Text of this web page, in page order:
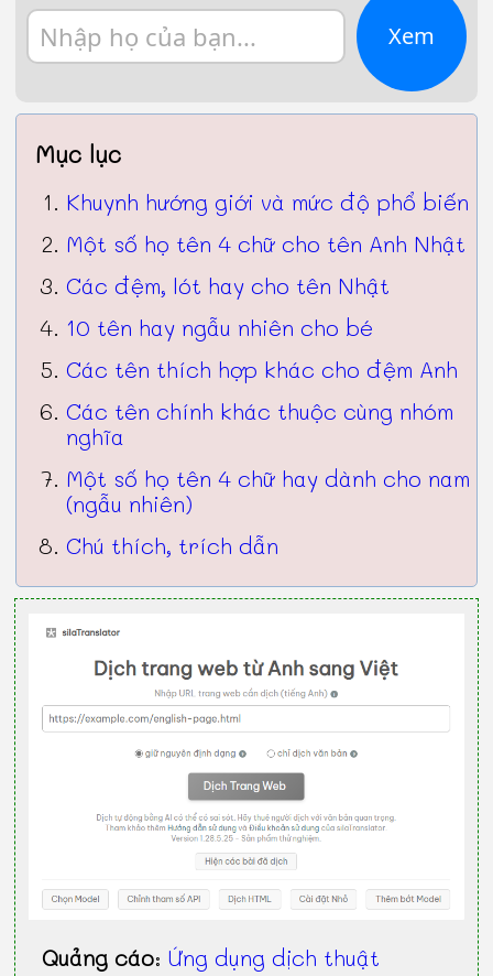
Xem
Mục lục
Khuynh hướng giới và mức độ phổ biến
Một số họ tên 4 chữ cho tên Anh Nhật
Các đệm, lót hay cho tên Nhật
10 tên hay ngẫu nhiên cho bé
Các tên thích hợp khác cho đệm Anh
Các tên chính khác thuộc cùng nhóm
nghĩa
Một số họ tên 4 chữ hay dành cho nam
(ngẫu nhiên)
Chú thích, trích dẫn
Quảng cáo:Ứng dụng dịch thuật